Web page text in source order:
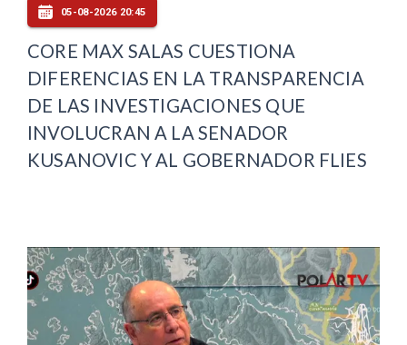
05-08-2026 20:45
CORE MAX SALAS CUESTIONA
DIFERENCIAS EN LA TRANSPARENCIA
DE LAS INVESTIGACIONES QUE
INVOLUCRAN A LA SENADOR
KUSANOVIC Y AL GOBERNADOR FLIES